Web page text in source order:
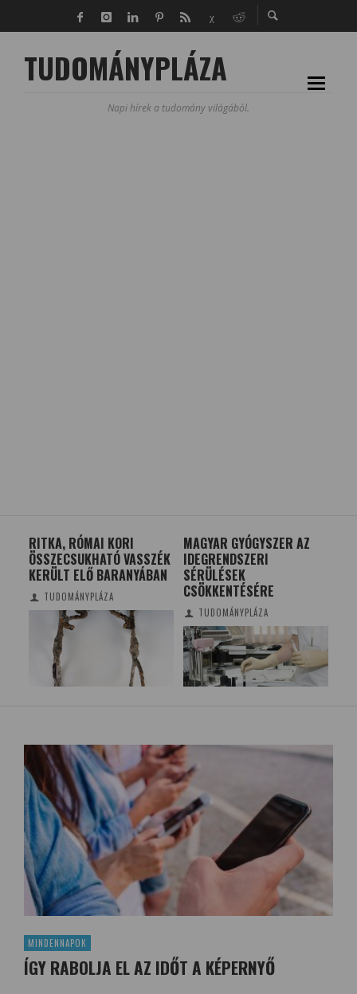
TUDOMÁNYPLÁZA
Napi hírek a tudomány világából.
RITKA, RÓMAI KORI
ÖSSZECSUKHATÓ VASSZÉK
KERÜLT ELŐ BARANYÁBAN
TUDOMÁNYPLÁZA
MAGYAR GYÓGYSZER AZ
IDEGRENDSZERI
SÉRÜLÉSEK
CSÖKKENTÉSÉRE
TUDOMÁNYPLÁZA
MINDENNAPOK
ÍGY RABOLJA EL AZ IDŐT A KÉPERNYŐ